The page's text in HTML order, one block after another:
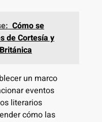
Cómo se
de Cortesía y
un marco
eventos
literarios
cómo las